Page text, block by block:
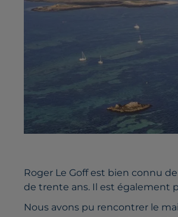
Roger Le Goff est bien connu
de trente ans. Il est également
Nous avons pu rencontrer le